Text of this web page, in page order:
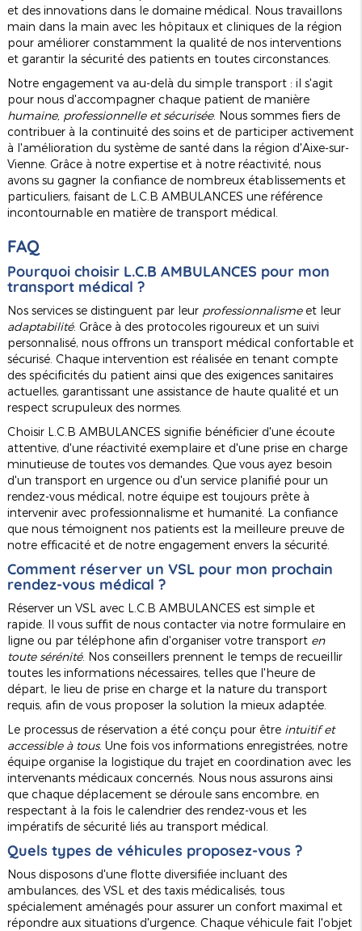
et des innovations dans le domaine médical. Nous travaillons
main dans la main avec les hôpitaux et cliniques de la région
pour améliorer constamment la qualité de nos interventions
et garantir la sécurité des patients en toutes circonstances.
Notre engagement va au-delà du simple transport : il s'agit
pour nous d'accompagner chaque patient de manière
humaine, professionnelle et sécurisée. Nous sommes fiers de
contribuer à la continuité des soins et de participer activement
à l'amélioration du système de santé dans la région d'Aixe-sur-
Vienne. Grâce à notre expertise et à notre réactivité, nous
avons su gagner la confiance de nombreux établissements et
particuliers, faisant de L.C.B AMBULANCES une référence
incontournable en matière de transport médical.
FAQ
Pourquoi choisir L.C.B AMBULANCES pour mon
transport médical ?
Nos services se distinguent par leur professionnalismeet leur
adaptabilité. Grâce à des protocoles rigoureux et un suivi
personnalisé, nous offrons un transport médical confortable et
sécurisé. Chaque intervention est réalisée en tenant compte
des spécificités du patient ainsi que des exigences sanitaires
actuelles, garantissant une assistance de haute qualité et un
respect scrupuleux des normes.
Choisir L.C.B AMBULANCES signifie bénéficier d'une écoute
attentive, d'une réactivité exemplaire et d'une prise en charge
minutieuse de toutes vos demandes. Que vous ayez besoin
d'un transport en urgence ou d'un service planifié pour un
rendez-vous médical, notre équipe est toujours prête à
intervenir avec professionnalisme et humanité. La confiance
que nous témoignent nos patients est la meilleure preuve de
notre efficacité et de notre engagement envers la sécurité.
Comment réserver un VSL pour mon prochain
rendez-vous médical ?
Réserver un VSL avec L.C.B AMBULANCES est simple et
rapide. Il vous suffit de nous contacter via notre formulaire en
ligne ou par téléphone afin d'organiser votre transport en
toute sérénité. Nos conseillers prennent le temps de recueillir
toutes les informations nécessaires, telles que l'heure de
départ, le lieu de prise en charge et la nature du transport
requis, afin de vous proposer la solution la mieux adaptée.
Le processus de réservation a été conçu pour être intuitif et
accessible à tous. Une fois vos informations enregistrées, notre
équipe organise la logistique du trajet en coordination avec les
intervenants médicaux concernés. Nous nous assurons ainsi
que chaque déplacement se déroule sans encombre, en
respectant à la fois le calendrier des rendez-vous et les
impératifs de sécurité liés au transport médical.
Quels types de véhicules proposez-vous ?
Nous disposons d'une flotte diversifiée incluant des
ambulances, des VSL et des taxis médicalisés, tous
spécialement aménagés pour assurer un confort maximal et
répondre aux situations d'urgence. Chaque véhicule fait l'objet